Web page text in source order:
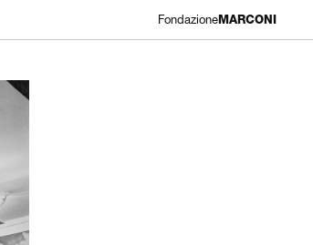
FondazioneMARCONI